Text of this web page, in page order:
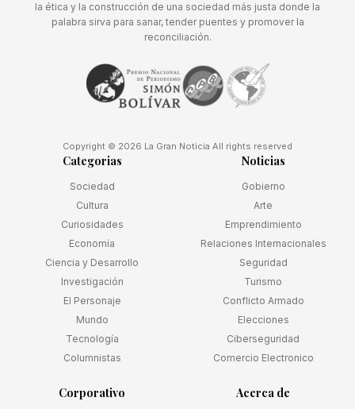
la ética y la construcción de una sociedad más justa donde la
palabra sirva para sanar, tender puentes y promover la
reconciliación.
Copyright © 2026 La Gran Noticia All rights reserved
Categorias
Sociedad
Cultura
Curiosidades
Economía
Ciencia y Desarrollo
Investigación
El Personaje
Mundo
Tecnología
Columnistas
Noticias
Gobierno
Arte
Emprendimiento
Relaciones Internacionales
Seguridad
Turismo
Conflicto Armado
Elecciones
Ciberseguridad
Comercio Electronico
Corporativo Acerca de